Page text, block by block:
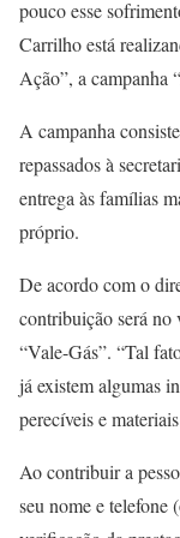
pouco esse
Carrilho está
Ação”, a campanha
A campanha
repassados à
entrega às famílias
próprio.
De acordo com o
contribuição será no
“Vale-Gás”. “Tal
já existem algumas
perecíveis e
Ao contribuir a
seu nome e telefone